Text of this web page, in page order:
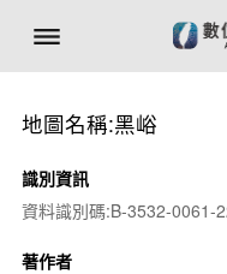
地圖名稱:黑峪
識別資訊
資料識別碼:B-3532-0061-
著作者